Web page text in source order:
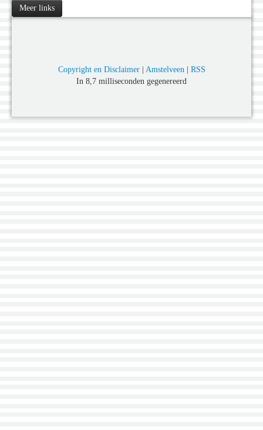
Meer links
Copyright en Disclaimer| Amstelveen| RSS
In 8,7 milliseconden gegenereerd